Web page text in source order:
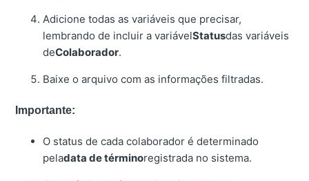
Adicione todas as variáveis que precisar,
lembrando de incluir a variávelStatusdas variáveis
deColaborador.
Baixe o arquivo com as informações filtradas.
Importante:
O status de cada colaborador é determinado
peladata de términoregistrada no sistema.